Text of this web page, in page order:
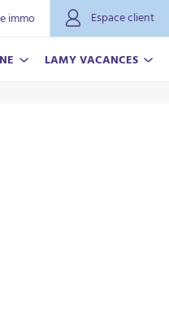
immo
Espace client
LAMY VACANCES